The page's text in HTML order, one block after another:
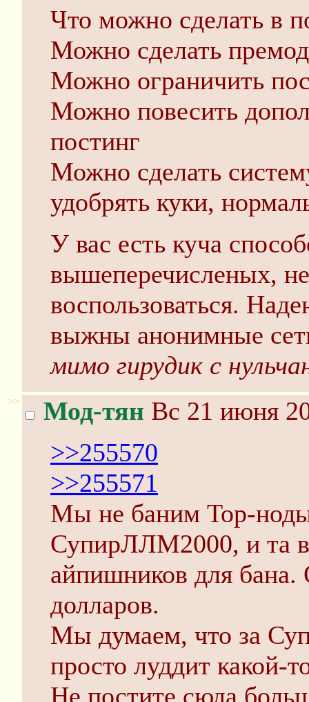
Что можно сделать в
Можно сделать
Можно ограничить
Можно повесить
постинг
Можно сделать
удобрять куки,
У вас есть куча
вышеперечисленых,
воспользоваться.
выжны анонимные
мимо гирудик с
>> Мод-тян Вс 21 июня
>>255570
>>255571
Мы не баним Тор-
СупирЛЛМ2000, и та
айпишников для бана.
долларов.
Мы думаем, что за
просто луддит какой-
Не постите сюда